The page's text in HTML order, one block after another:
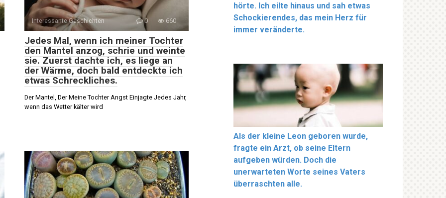
Interessante Geschichten 0 660
Jedes Mal, wenn ich meiner Tochter
den Mantel anzog, schrie und weinte
sie. Zuerst dachte ich, es liege an
der Wärme, doch bald entdeckte ich
etwas Schreckliches.
Der Mantel, Der Meine Tochter Angst Einjagte Jedes Jahr,
wenn das Wetter kälter wird
hörte. Ich eilte hinaus und sah etwas
Schockierendes, das mein Herz für
immer veränderte.
Als der kleine Leon geboren wurde,
fragte ein Arzt, ob seine Eltern
aufgeben würden. Doch die
unerwarteten Worte seines Vaters
überraschten alle.